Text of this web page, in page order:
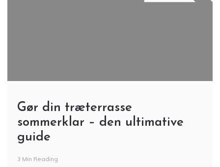
Gør din træterrasse
sommerklar – den ultimative
guide
3 Min Reading